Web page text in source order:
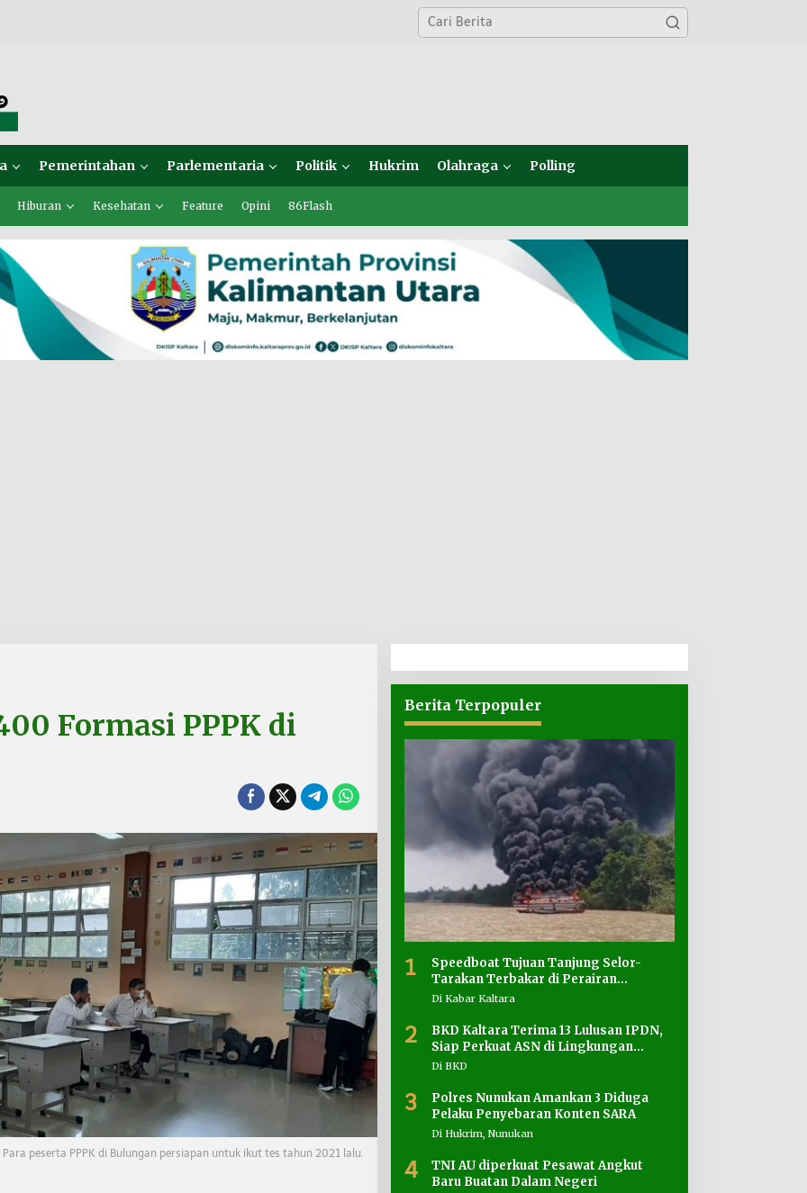
Pemerintahan Parlementaria Politik Hukrim Olahraga Polling
Hiburan Kesehatan Feature Opini 86Flash
Formasi PPPK di
Para peserta PPPK di Bulungan persiapan untuk ikut tes tahun 2021 lalu.
Berita Terpopuler
1
Speedboat Tujuan Tanjung Selor-
Tarakan Terbakar di Perairan
Salimbatu
Di Kabar Kaltara
2
BKD Kaltara Terima 13 Lulusan IPDN,
Siap Perkuat ASN di Lingkungan
Pemprov
Di BKD
3
Polres Nunukan Amankan 3 Diduga
Pelaku Penyebaran Konten SARA
Di Hukrim, Nunukan
4
TNI AU diperkuat Pesawat Angkut
Baru Buatan Dalam Negeri